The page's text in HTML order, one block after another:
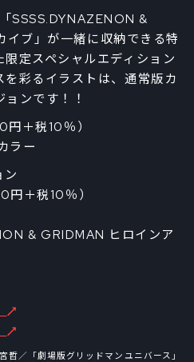
SSSS.DYNAZENON &
ブ」が一緒に収納できる特
定スペシャルエディション
彩るイラストは、通常版カ
ンです！！
＋税10％）
ラー
ン
＋税10％）
& GRIDMAN ヒロインア
／「劇場版グリッドマンユニバース」